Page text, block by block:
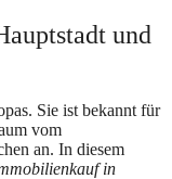
und
Sie ist bekannt für
vom
an. In diesem
in